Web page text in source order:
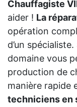
Chauffagiste
aider ! La
opération
d’un
domaine vous
production de
manière rapide
techniciens en